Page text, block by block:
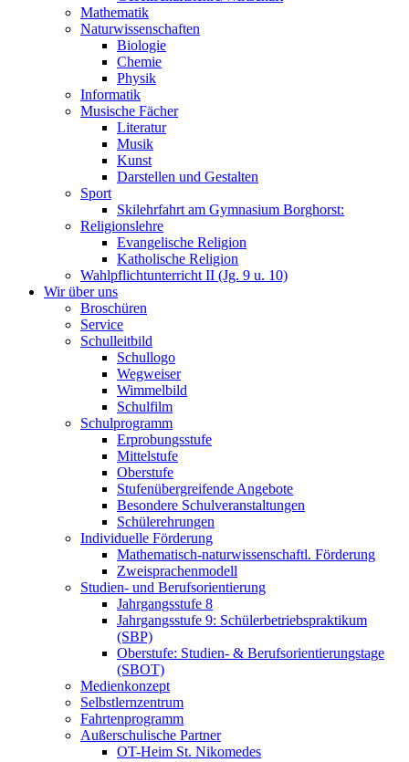
Mathematik
Naturwissenschaften
Biologie
Chemie
Physik
Informatik
Musische Fächer
Literatur
Musik
Kunst
Darstellen und Gestalten
Sport
Skilehrfahrt am Gymnasium Borghorst:
Religionslehre
Evangelische Religion
Katholische Religion
Wahlpflichtunterricht II (Jg. 9 u. 10)
Wir über uns
Broschüren
Service
Schulleitbild
Schullogo
Wegweiser
Wimmelbild
Schulfilm
Schulprogramm
Erprobungsstufe
Mittelstufe
Oberstufe
Stufenübergreifende Angebote
Besondere Schulveranstaltungen
Schülerehrungen
Individuelle Förderung
Mathematisch-naturwissenschaftl. Förderung
Zweisprachenmodell
Studien- und Berufsorientierung
Jahrgangsstufe 8
Jahrgangsstufe 9: Schülerbetriebspraktikum
(SBP)
Oberstufe: Studien- & Berufsorientierungstage
(SBOT)
Medienkonzept
Selbstlernzentrum
Fahrtenprogramm
Außerschulische Partner
OT-Heim St. Nikomedes